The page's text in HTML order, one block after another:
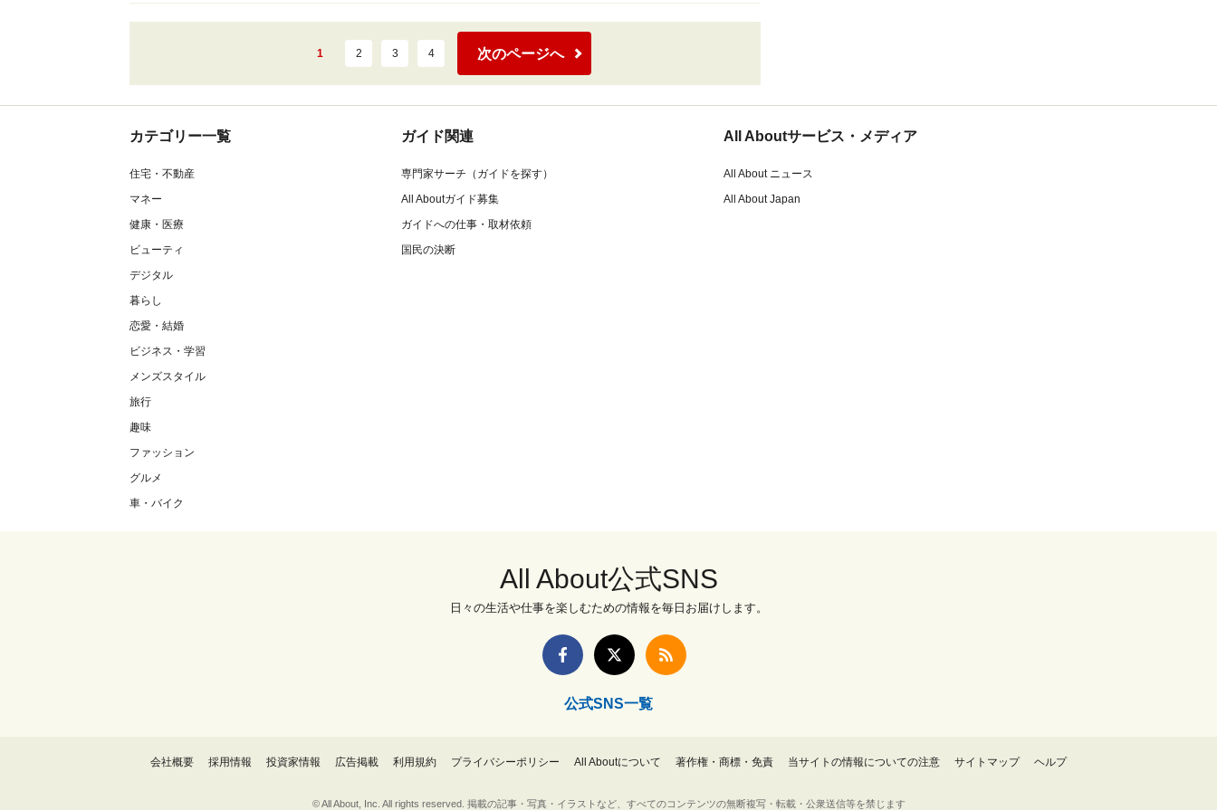
1 2 3 4 次のページへ
カテゴリー一覧
住宅・不動産
マネー
健康・医療
ビューティ
デジタル
暮らし
恋愛・結婚
ビジネス・学習
メンズスタイル
旅行
趣味
ファッション
グルメ
車・バイク
ガイド関連
専門家サーチ（ガイドを探す）
All Aboutガイド募集
ガイドへの仕事・取材依頼
国民の決断
All Aboutサービス・メディア
All About ニュース
All About Japan
All About公式SNS
日々の生活や仕事を楽しむための情報を毎日お届けします。
公式SNS一覧
会社概要 採用情報 投資家情報 広告掲載 利用規約 プライバシーポリシー All Aboutについて 著作権・商標・免責 当サイトの情報についての注意 サイトマップ ヘルプ
© All About, Inc. All rights reserved. 掲載の記事・写真・イラストなど、すべてのコンテンツの無断複写・転載・公衆送信等を禁じます